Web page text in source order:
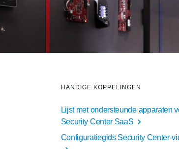
HANDIGE KOPPELINGEN
Lijst met ondersteunde apparaten
Security Center SaaS
Configuratiegids Security Center-